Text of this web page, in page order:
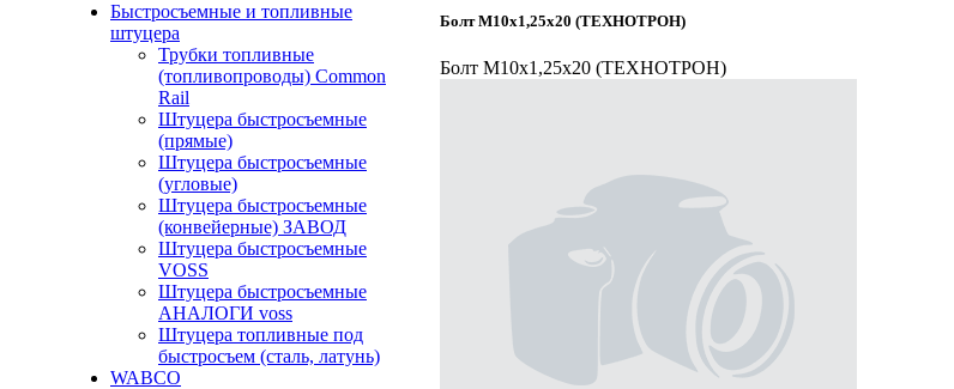
Быстросъемные и топливные
штуцера
Трубки топливные
(топливопроводы) Common
Rail
Штуцера быстросъемные
(прямые)
Штуцера быстросъемные
(угловые)
Штуцера быстросъемные
(конвейерные) ЗАВОД
Штуцера быстросъемные
VOSS
Штуцера быстросъемные
АНАЛОГИ voss
Штуцера топливные под
быстросъем (сталь, латунь)
WABCO
Болт М10х1,25х20 (ТЕХНОТРОН)
Болт М10х1,25х20 (ТЕХНОТРОН)